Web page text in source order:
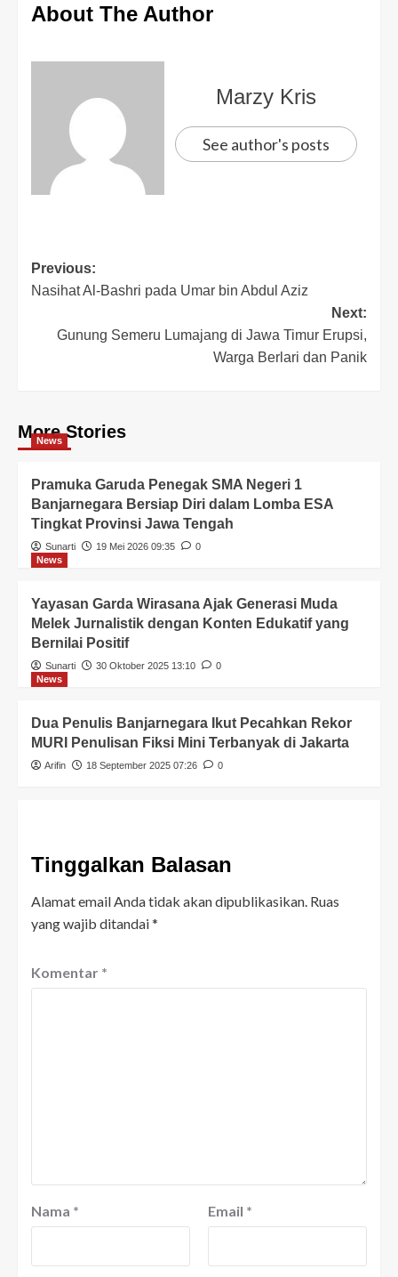
About The Author
Marzy Kris
See author's posts
Previous:
Nasihat Al-Bashri pada Umar bin Abdul Aziz
Next:
Gunung Semeru Lumajang di Jawa Timur Erupsi,
Warga Berlari dan Panik
More Stories
News
Pramuka Garuda Penegak SMA Negeri 1
Banjarnegara Bersiap Diri dalam Lomba ESA
Tingkat Provinsi Jawa Tengah
Sunarti 19 Mei 2026 09:35
0
News
Yayasan Garda Wirasana Ajak Generasi Muda
Melek Jurnalistik dengan Konten Edukatif yang
Bernilai Positif
Sunarti 30 Oktober 2025 13:10
0
News
Dua Penulis Banjarnegara Ikut Pecahkan Rekor
MURI Penulisan Fiksi Mini Terbanyak di Jakarta
Arifin 18 September 2025 07:26 0
Tinggalkan Balasan
Alamat email Anda tidak akan dipublikasikan. Ruas
yang wajib ditandai*
Komentar *
Nama * Email *